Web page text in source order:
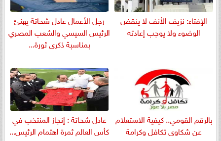
الإفتاء: نزيف الأنف لا ينقض
الوضوء ولا يوجب إعادته
رجل الأعمال عادل شحاتة يهنئ
الرئيس السيسي والشعب المصري
بمناسبة ذكرى ثورة...
بالرقم القومي.. كيفية الاستعلام
عن شكاوى تكافل وكرامة
عادل شحاتة : إنجاز المنتخب في
كأس العالم ثمرة اهتمام الرئيس...